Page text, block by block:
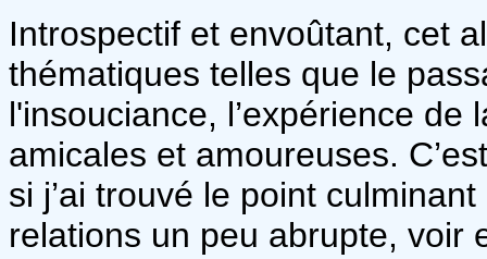
Introspectif et envoûtant, cet
thématiques telles que le
l'insouciance, l’expérience
amicales et amoureuses.
si j’ai trouvé le point
relations un peu abrupte, voir